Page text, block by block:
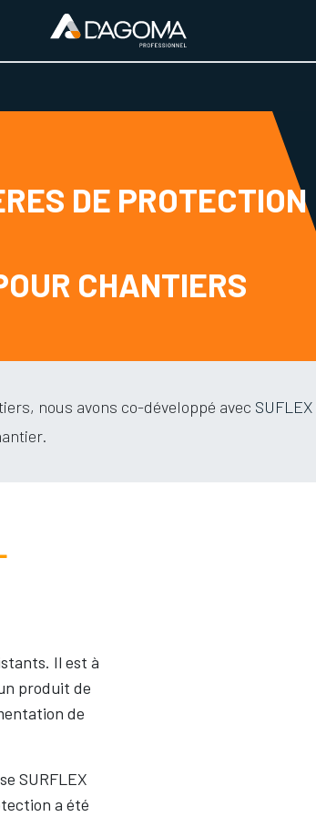
DE PROTECTION
CHANTIERS
nous avons co-développé avec SUFLEX
Il est à
produit de
de
SURFLEX
a été